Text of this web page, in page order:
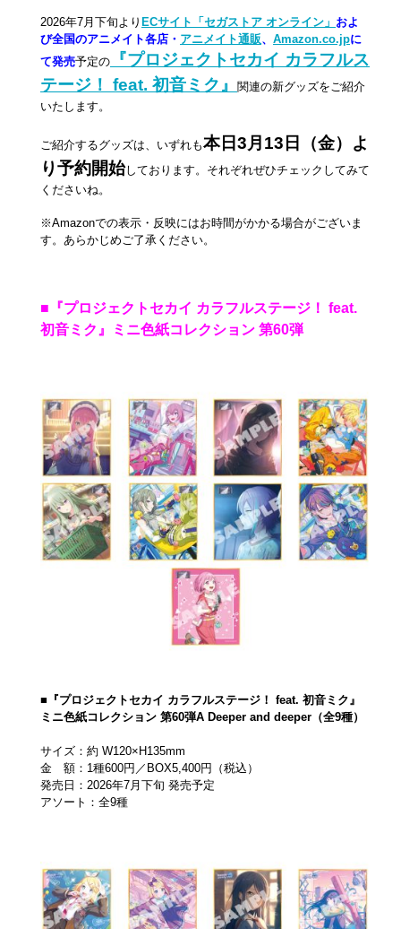
2026年7月下旬より ECサイト「セガストア オンライン」 およ
び全国のアニメイト各店・ アニメイト通販、 Amazon.co.jpに
て発売予定の
『プロジェクトセカイ カラフルス
テージ！ feat. 初音ミク』
関連の新グッズをご紹介
いたします。
ご紹介するグッズは、いずれも本日3月13日（金）よ
り予約開始しております。それぞれぜひチェックしてみて
くださいね。
※Amazonでの表示・反映にはお時間がかかる場合がございま
す。あらかじめご了承ください。
■『プロジェクトセカイ カラフルステージ！ feat.
初音ミク』ミニ色紙コレクション 第60弾
■『プロジェクトセカイ カラフルステージ！ feat. 初音ミク』
ミニ色紙コレクション 第60弾A Deeper and deeper（全9種）
サイズ：約 W120×H135mm
金 額：1種600円／BOX5,400円（税込）
発売日：2026年7月下旬 発売予定
アソート：全9種